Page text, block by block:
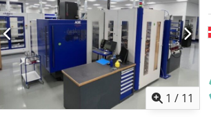
• Trådfremførings-/
1 / 11